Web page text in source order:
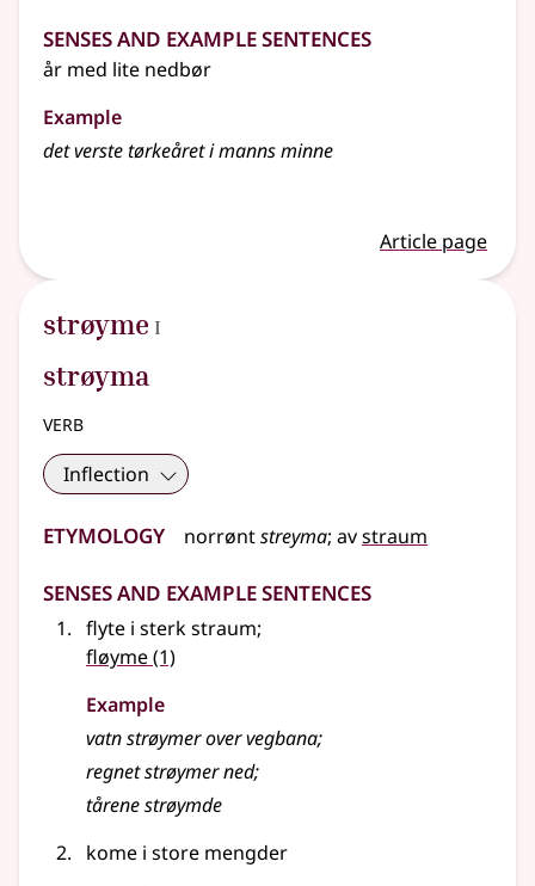
Senses and Example Sentences
år med lite nedbør
Example
det verste tørkeåret i manns minne
Article page
strøyme 1
I
strøyma
verb
Inflection
Etymology norrøntstreyma; avstraum
Senses and Example Sentences
flyte i sterk straum;
fløyme(1)
Example
vatn strøymer over vegbana;
regnetstrøymerned;
tårene strøymde
kome i store mengder